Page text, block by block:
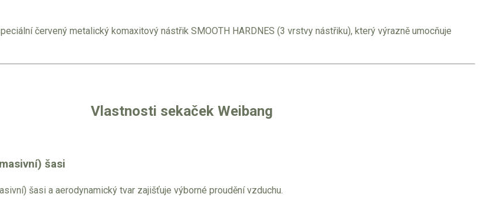
červený metalický komaxitový nástřik SMOOTH HARDNES (3 vrstvy nástřiku), který výrazně umocňuje
Vlastnosti sekaček Weibang
šasi
šasi a aerodynamický tvar zajišťuje výborné proudění vzduchu.